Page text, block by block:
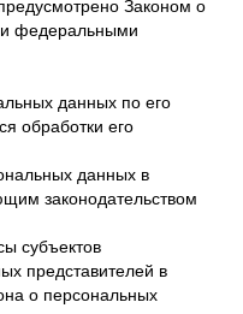
Законом о
федеральными
данных по его
обработки его
данных в
законодательством
субъектов
представителей в
о персональных